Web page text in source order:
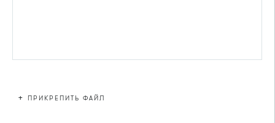
+ ПРИКРЕПИТЬ ФАЙЛ